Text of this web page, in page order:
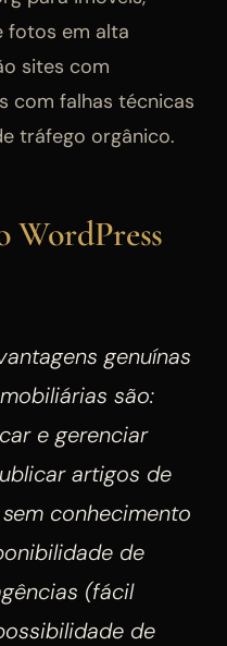
fotos em alta
sites com
com falhas técnicas
tráfego orgânico.
WordPress
genuínas
são:
e gerenciar
artigos de
conhecimento
de
(fácil
de